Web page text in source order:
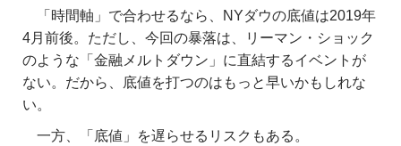
「時間軸」で合わせるなら、NYダウの底値は2019年
4月前後。ただし、今回の暴落は、リーマン・ショック
のような「金融メルトダウン」に直結するイベントが
ない。だから、底値を打つのはもっと早いかもしれな
い。
一方、「底値」を遅らせるリスクもある。